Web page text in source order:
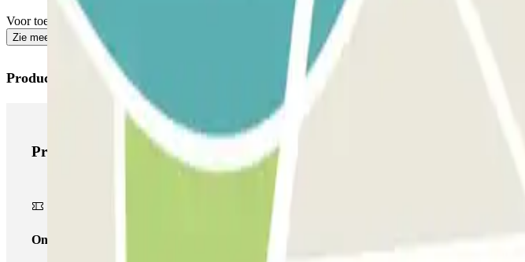
Voor toegang voor voetgangers, zie onze "Belangrijke informatie" sectie.
Zie meer
Producten van Parclick
Producten van Parclick
Onepass